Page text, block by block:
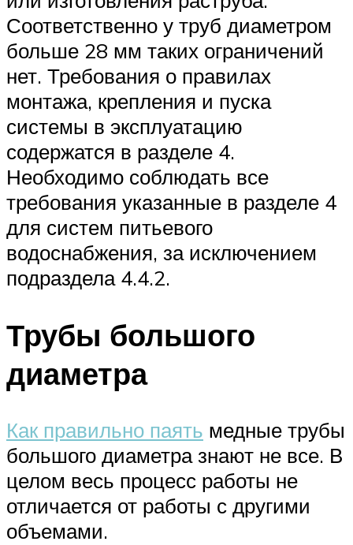
Соответственно у труб диаметром
больше 28 мм таких ограничений
нет. Требования о правилах
монтажа, крепления и пуска
системы в эксплуатацию
содержатся в разделе 4.
Необходимо соблюдать все
требования указанные в разделе 4
для систем питьевого
водоснабжения, за исключением
подраздела 4.4.2.
Трубы большого
диаметра
Как правильно паять медные трубы
большого диаметра знают не все. В
целом весь процесс работы не
отличается от работы с другими
объемами.